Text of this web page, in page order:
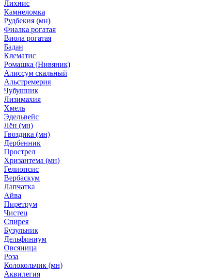
Лихнис
Камнеломка
Рудбекия (мн)
Фиалка рогатая
Виола рогатая
Бадан
Клематис
Ромашка (Нивяник)
Алиссум скальный
Альстремерия
Чубушник
Лизимахия
Хмель
Эдельвейс
Лён (мн)
Гвоздика (мн)
Дербенник
Прострел
Хризантема (мн)
Гелиопсис
Вербаскум
Лапчатка
Айва
Пиретрум
Чистец
Спирея
Бузульник
Дельфиниум
Овсяница
Роза
Колокольчик (мн)
Аквилегия